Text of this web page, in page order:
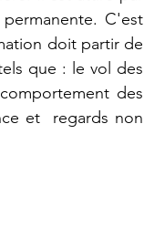
C'est
doit partir de
que : le vol des
des
et  regards non